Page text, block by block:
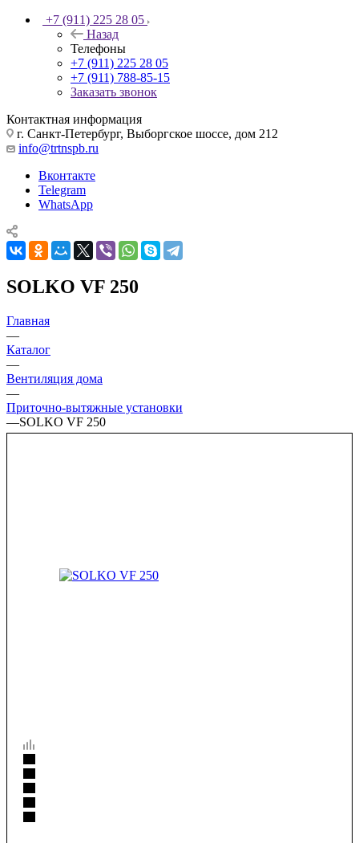
+7 (911) 225 28 05
Назад
Телефоны
+7 (911) 225 28 05
+7 (911) 788-85-15
Заказать звонок
Контактная информация
г. Санкт-Петербург, Выборгское шоссе, дом 212
info@trtnspb.ru
Вконтакте
Telegram
WhatsApp
SOLKO VF 250
Главная
—
Каталог
—
Вентиляция дома
—
Приточно-вытяжные установки
—SOLKO VF 250